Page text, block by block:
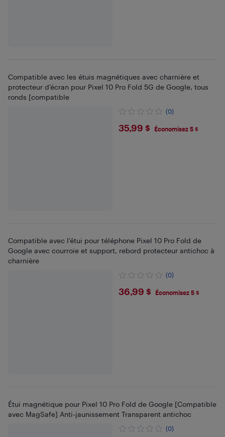
Compatible avec les étuis magnétiques avec charnière et
protecteur d'écran pour Pixel 10 Pro Fold 5G de Google, tous
ronds [compatible
(0)
$35.99
35,99 $ Économisez 5 $
Compatible avec l'étui pour téléphone Pixel 10 Pro Fold de
Google avec courroie et support, rebord protecteur antichoc à
charnière
(0)
$36.99
36,99 $ Économisez 5 $
Étui magnétique pour Pixel 10 Pro Fold de Google [Compatible
avec MagSafe] Anti-jaunissement Transparent antichoc
(0)